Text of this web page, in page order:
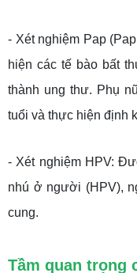
- Xét nghiệm Pap
hiện các tế bào bất
thành ung thư. Phụ
tuổi và thực hiện định
- Xét nghiệm HPV:
nhú ở người (HPV),
cung.
Tầm quan trọng